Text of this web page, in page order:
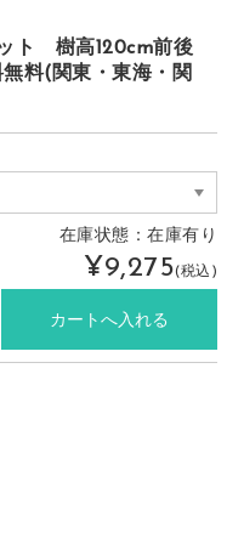
ト 樹高120cm前後
料(関東・東海・関
在庫状態：在庫有り
¥9,275(税込)